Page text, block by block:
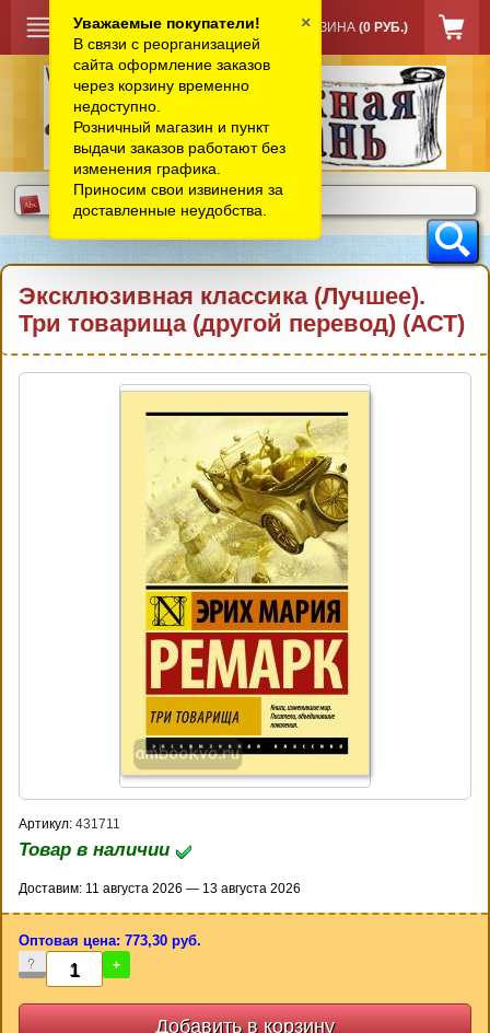
КОРЗИНА (0 РУБ.)
Эксклюзивная классика (Лучшее).
Три товарища (другой перевод) (АСТ)
Артикул: 431711
Товар в наличии
Доставим: 11 августа 2026 — 13 августа 2026
Оптовая цена: 773,30 руб.
- +
Уважаемые покупатели!
В связи с реорганизацией
сайта оформление заказов
через корзину временно
недоступно.
Розничный магазин и пункт
выдачи заказов работают без
изменения графика.
Приносим свои извинения за
доставленные неудобства.
×